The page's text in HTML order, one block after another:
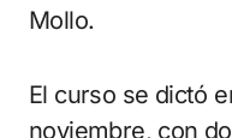
Mollo.
El curso se dictó
noviembre, con